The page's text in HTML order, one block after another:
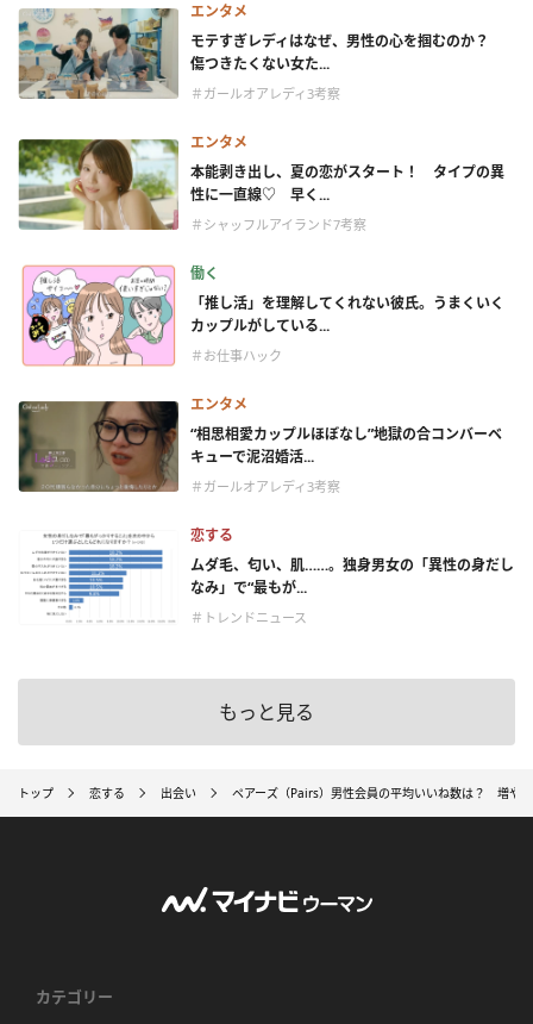
エンタメ
モテすぎレディはなぜ、男性の心を掴むのか？
傷つきたくない女た...
＃ガールオアレディ3考察
エンタメ
本能剥き出し、夏の恋がスタート！ タイプの異
性に一直線♡ 早く...
＃シャッフルアイランド7考察
働く
「推し活」を理解してくれない彼氏。うまくいく
カップルがしている...
＃お仕事ハック
エンタメ
“相思相愛カップルほぼなし”地獄の合コンバーベ
キューで泥沼婚活...
＃ガールオアレディ3考察
恋する
ムダ毛、匂い、肌……。独身男女の「異性の身だし
なみ」で“最もが...
＃トレンドニュース
もっと見る
トップ 恋する 出会い ペアーズ（Pairs）男性会員の平均いいね数は？ 増や
カテゴリー